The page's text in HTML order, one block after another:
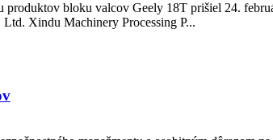
bloku valcov Geely 18T prišiel 24.
Xindu Machinery Processing P...